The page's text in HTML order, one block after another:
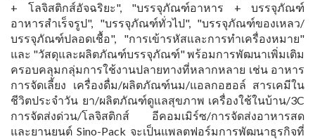
+ โลจิสติกส์อัจฉริยะ", "บรรจุภัณฑ์อาหาร + บรรจุภัณฑ์
อาหารสำเร็จรูป", "บรรจุภัณฑ์ทั่วไป", "บรรจุภัณฑ์ของเหลว/
บรรจุภัณฑ์ปลอดเชื้อ", "การเข้ารหัสและการทำเครื่องหมาย"
และ "วัสดุและผลิตภัณฑ์บรรจุภัณฑ์" พร้อมการพัฒนาเพิ่มเติม
ครอบคลุมกลุ่มการใช้งานปลายทางที่หลากหลาย เช่น อาหาร
การจัดเลี้ยง เครื่องดื่ม/ผลิตภัณฑ์นม/แอลกอฮอล์ สารเคมีใน
ชีวิตประจำวัน ยา/ผลิตภัณฑ์ดูแลสุขภาพ เครื่องใช้ในบ้าน/3C
การจัดส่งด่วน/โลจิสติกส์ อีคอมเมิร์ซ/การจัดส่งอาหารสด
และยานยนต์ Sino-Pack จะเป็นแพลตฟอร์มการพัฒนาธุรกิจที่